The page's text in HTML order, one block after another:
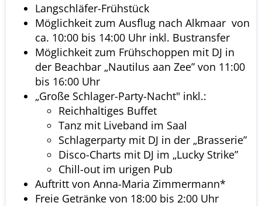
Langschläfer-Frühstück
Möglichkeit zum Ausflug nach Alkmaar von
ca. 10:00 bis 14:00 Uhr inkl. Bustransfer
Möglichkeit zum Frühschoppen mit DJ in
der Beachbar „Nautilus aan Zee” von 11:00
bis 16:00 Uhr
„Große Schlager-Party-Nacht" inkl.:
Reichhaltiges Buffet
Tanz mit Liveband im Saal
Schlagerparty mit DJ in der „Brasserie”
Disco-Charts mit DJ im „Lucky Strike”
Chill-out im urigen Pub
Auftritt von Anna-Maria Zimmermann*
Freie Getränke von 18:00 bis 2:00 Uhr